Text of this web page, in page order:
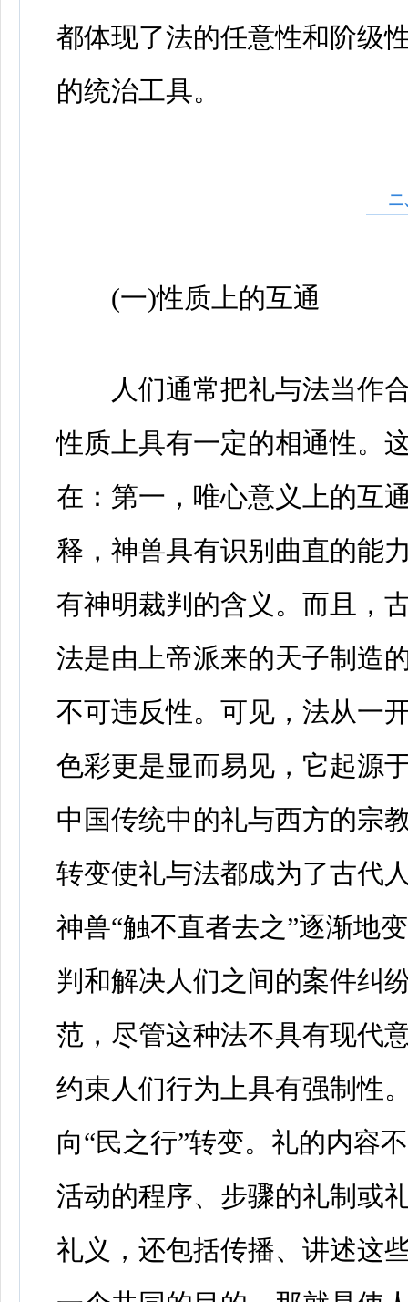
都体现了法的任意性和阶级
的统治工具。
二
(一)性质上的互通
人们通常把礼与法当作合
性质上具有一定的相通性。
在：第一，唯心意义上的互
释，神兽具有识别曲直的能
有神明裁判的含义。而且，
法是由上帝派来的天子制造
不可违反性。可见，法从一
色彩更是显而易见，它起源
中国传统中的礼与西方的宗
转变使礼与法都成为了古代
神兽“触不直者去之”逐渐地
判和解决人们之间的案件纠
范，尽管这种法不具有现代
约束人们行为上具有强制性
向“民之行”转变。礼的内容
活动的程序、步骤的礼制或
礼义，还包括传播、讲述这